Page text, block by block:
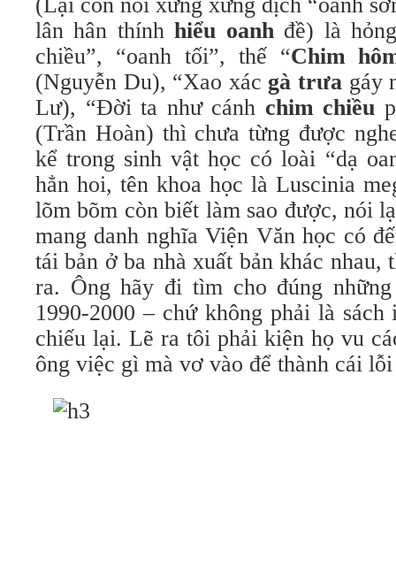
lân hân thínhhiểu oanhđề) là
chiều”, “oanh tối”, thế “Chim
(Nguyễn Du), “Xao xác gà trưa gáy
Lư), “Đời ta như cánh chim chiều
(Trần Hoàn) thì chưa từng được
kể trong sinh vật học có loài “dạ
hẳn hoi, tên khoa học là Luscinia
lõm bõm còn biết làm sao được, nói
mang danh nghĩa Viện Văn học có
tái bản ở ba nhà xuất bản khác nhau,
ra. Ông hãy đi tìm cho đúng
1990-2000 – chứ không phải là
chiếu lại. Lẽ ra tôi phải kiện họ vu
ông việc gì mà vơ vào để thành cái